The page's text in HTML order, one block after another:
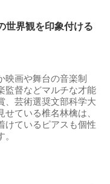
世界観を印象付ける
映画や舞台の音楽制
監督などマルチな才能
、芸術選奨文部科学大
ている椎名林檎は、
けているピアスも個性